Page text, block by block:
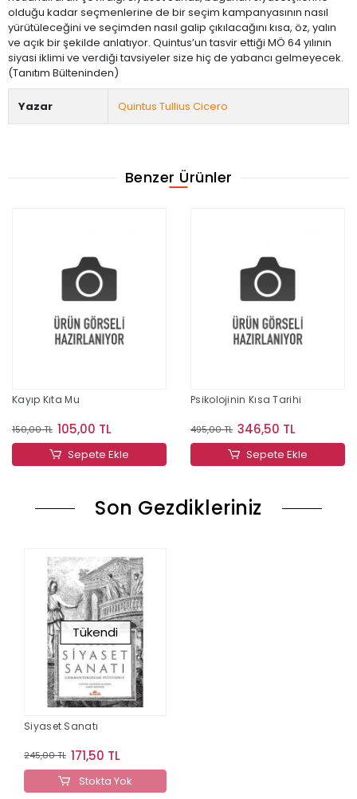
olduğu kadar seçmenlerine de bir seçim kampanyasının nasıl
yürütüleceğini ve seçimden nasıl galip çıkılacağını kısa, öz, yalın
ve açık bir şekilde anlatıyor. Quintus’un tasvir ettiği MÖ 64 yılının
siyasi iklimi ve verdiği tavsiyeler size hiç de yabancı gelmeyecek.
(Tanıtım Bülteninden)
Yazar Quintus Tullius Cicero
Benzer Ürünler
Kayıp Kıta Mu
150,00 TL 105,00 TL
Sepete Ekle
Psikolojinin Kısa Tarihi
495,00 TL 346,50 TL
Sepete Ekle
Son Gezdikleriniz
Tükendi
Siyaset Sanatı
245,00 TL 171,50 TL
Stokta Yok